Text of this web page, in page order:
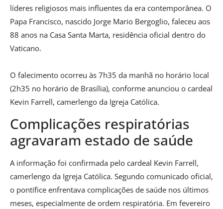
líderes religiosos mais influentes da era contemporânea. O
Papa Francisco, nascido Jorge Mario Bergoglio, faleceu aos
88 anos na Casa Santa Marta, residência oficial dentro do
Vaticano.
O falecimento ocorreu às 7h35 da manhã no horário local
(2h35 no horário de Brasília), conforme anunciou o cardeal
Kevin Farrell, camerlengo da Igreja Católica.
Complicações respiratórias
agravaram estado de saúde
A informação foi confirmada pelo cardeal Kevin Farrell,
camerlengo da Igreja Católica. Segundo comunicado oficial,
o pontífice enfrentava complicações de saúde nos últimos
meses, especialmente de ordem respiratória. Em fevereiro